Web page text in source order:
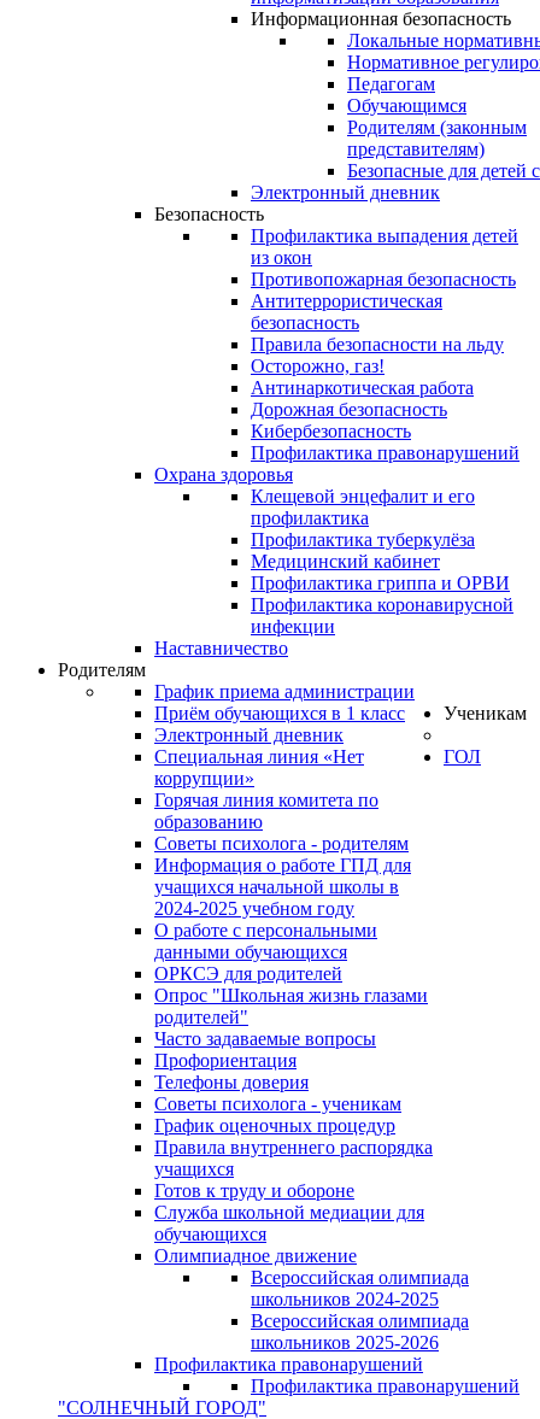
Информационная безопасность
Локальные
Нормативное
Педагогам
Обучающимся
Родителям (законным
представителям)
Безопасные для детей
Электронный дневник
Безопасность
Профилактика выпадения детей
из окон
Противопожарная безопасность
Антитеррористическая
безопасность
Правила безопасности на льду
Осторожно, газ!
Антинаркотическая работа
Дорожная безопасность
Кибербезопасность
Профилактика правонарушений
Охрана здоровья
Клещевой энцефалит и его
профилактика
Профилактика туберкулёза
Медицинский кабинет
Профилактика гриппа и ОРВИ
Профилактика коронавирусной
инфекции
Наставничество
Родителям
График приема администрации
Приём обучающихся в 1 класс
Электронный дневник
Специальная линия «Нет
коррупции»
Горячая линия комитета по
образованию
Советы психолога - родителям
Информация о работе ГПД для
учащихся начальной школы в
2024-2025 учебном году
О работе с персональными
данными обучающихся
ОРКСЭ для родителей
Опрос "Школьная жизнь глазами
родителей"
Часто задаваемые вопросы
Ученикам
Профориентация
Телефоны доверия
Советы психолога - ученикам
График оценочных процедур
Правила внутреннего распорядка
учащихся
Готов к труду и обороне
Служба школьной медиации для
обучающихся
Олимпиадное движение
Всероссийская олимпиада
школьников 2024-2025
Всероссийская олимпиада
школьников 2025-2026
Профилактика правонарушений
Профилактика правонарушений
ГОЛ
"СОЛНЕЧНЫЙ ГОРОД"